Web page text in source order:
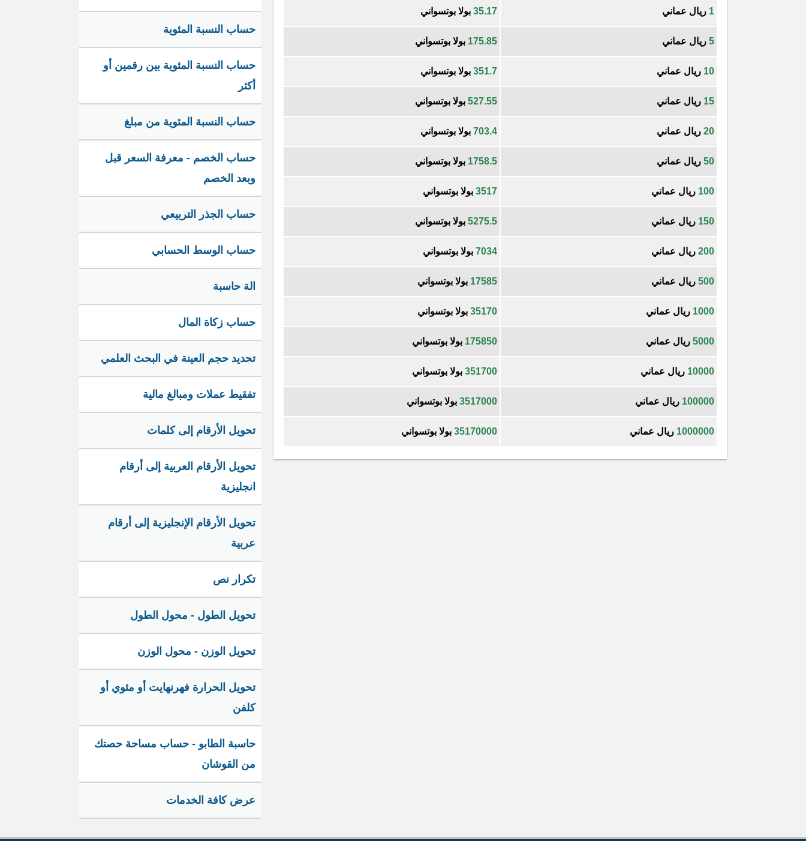
1 ريال عماني 35.17 بولا بوتسواني
5 ريال عماني 175.85 بولا بوتسواني
10 ريال عماني 351.7 بولا بوتسواني
15 ريال عماني 527.55 بولا بوتسواني
20 ريال عماني 703.4 بولا بوتسواني
50 ريال عماني 1758.5 بولا بوتسواني
100 ريال عماني 3517 بولا بوتسواني
150 ريال عماني 5275.5 بولا بوتسواني
200 ريال عماني 7034 بولا بوتسواني
500 ريال عماني 17585 بولا بوتسواني
1000 ريال عماني 35170 بولا بوتسواني
5000 ريال عماني 175850 بولا بوتسواني
10000 ريال عماني 351700 بولا بوتسواني
100000 ريال عماني 3517000 بولا بوتسواني
1000000 ريال عماني 35170000 بولا بوتسواني
حساب النسبة المئوية
حساب النسبة المئوية بين رقمين أو
أكثر
حساب النسبة المئوية من مبلغ
حساب الخصم - معرفة السعر قبل
وبعد الخصم
حساب الجذر التربيعي
حساب الوسط الحسابي
الة حاسبة
حساب زكاة المال
تحديد حجم العينة في البحث العلمي
تفقيط عملات ومبالغ مالية
تحويل الأرقام إلى كلمات
تحويل الأرقام العربية إلى أرقام
انجليزية
تحويل الأرقام الإنجليزية إلى أرقام
عربية
تكرار نص
تحويل الطول - محول الطول
تحويل الوزن - محول الوزن
تحويل الحرارة فهرنهايت أو مئوي أو
كلفن
حاسبة الطابو - حساب مساحة حصتك
من القوشان
عرض كافة الخدمات